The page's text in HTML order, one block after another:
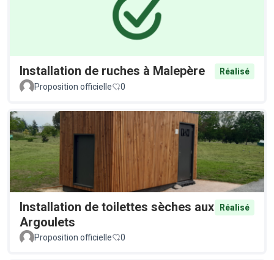
Installation de ruches à Malepère
Réalisé
Proposition officielle
0
Installation de toilettes sèches aux
Argoulets
Réalisé
Proposition officielle 0